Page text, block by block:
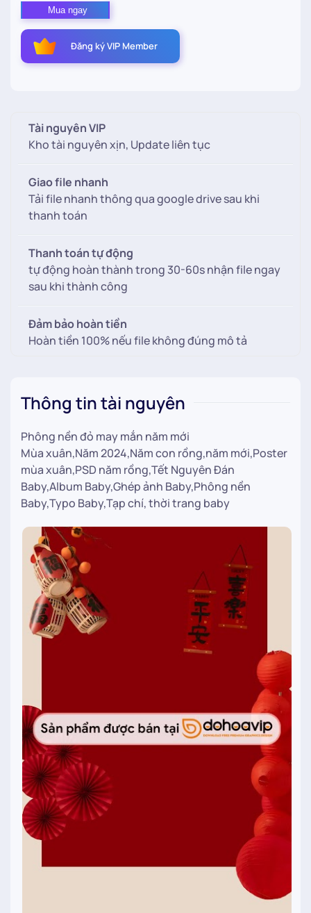
DHV68
–
Phông
nền
năm
mới
lượng
Mua ngay
Đăng ký VIP Member
Tài nguyên VIP
Kho tài nguyên xịn, Update liên tục
Giao file nhanh
Tải file nhanh thông qua google drive sau khi
thanh toán
Thanh toán tự động
tự động hoàn thành trong 30-60s nhận file ngay
sau khi thành công
Đảm bảo hoàn tiền
Hoàn tiền 100% nếu file không đúng mô tả
Thông tin tài nguyên
Phông nền đỏ may mắn năm mới
Mùa xuân,Năm 2024,Năm con rồng,năm mới,Poster
mùa xuân,PSD năm rồng,Tết Nguyên Đán
Baby,Album Baby,Ghép ảnh Baby,Phông nền
Baby,Typo Baby,Tạp chí, thời trang baby